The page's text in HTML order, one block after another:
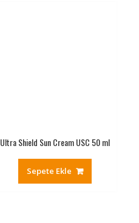
Ultra Shield Sun Cream USC 50 ml
Sepete Ekle